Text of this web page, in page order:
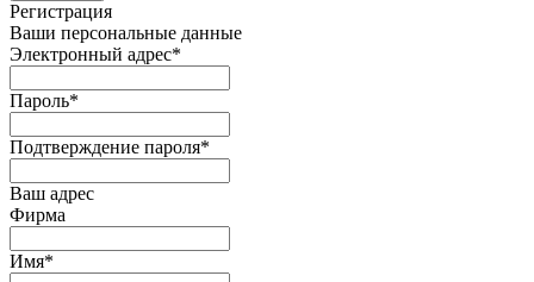
Регистрация
Ваши персональные данные
Электронный адрес*
Пароль*
Подтверждение пароля*
Ваш адрес
Фирма
Имя*